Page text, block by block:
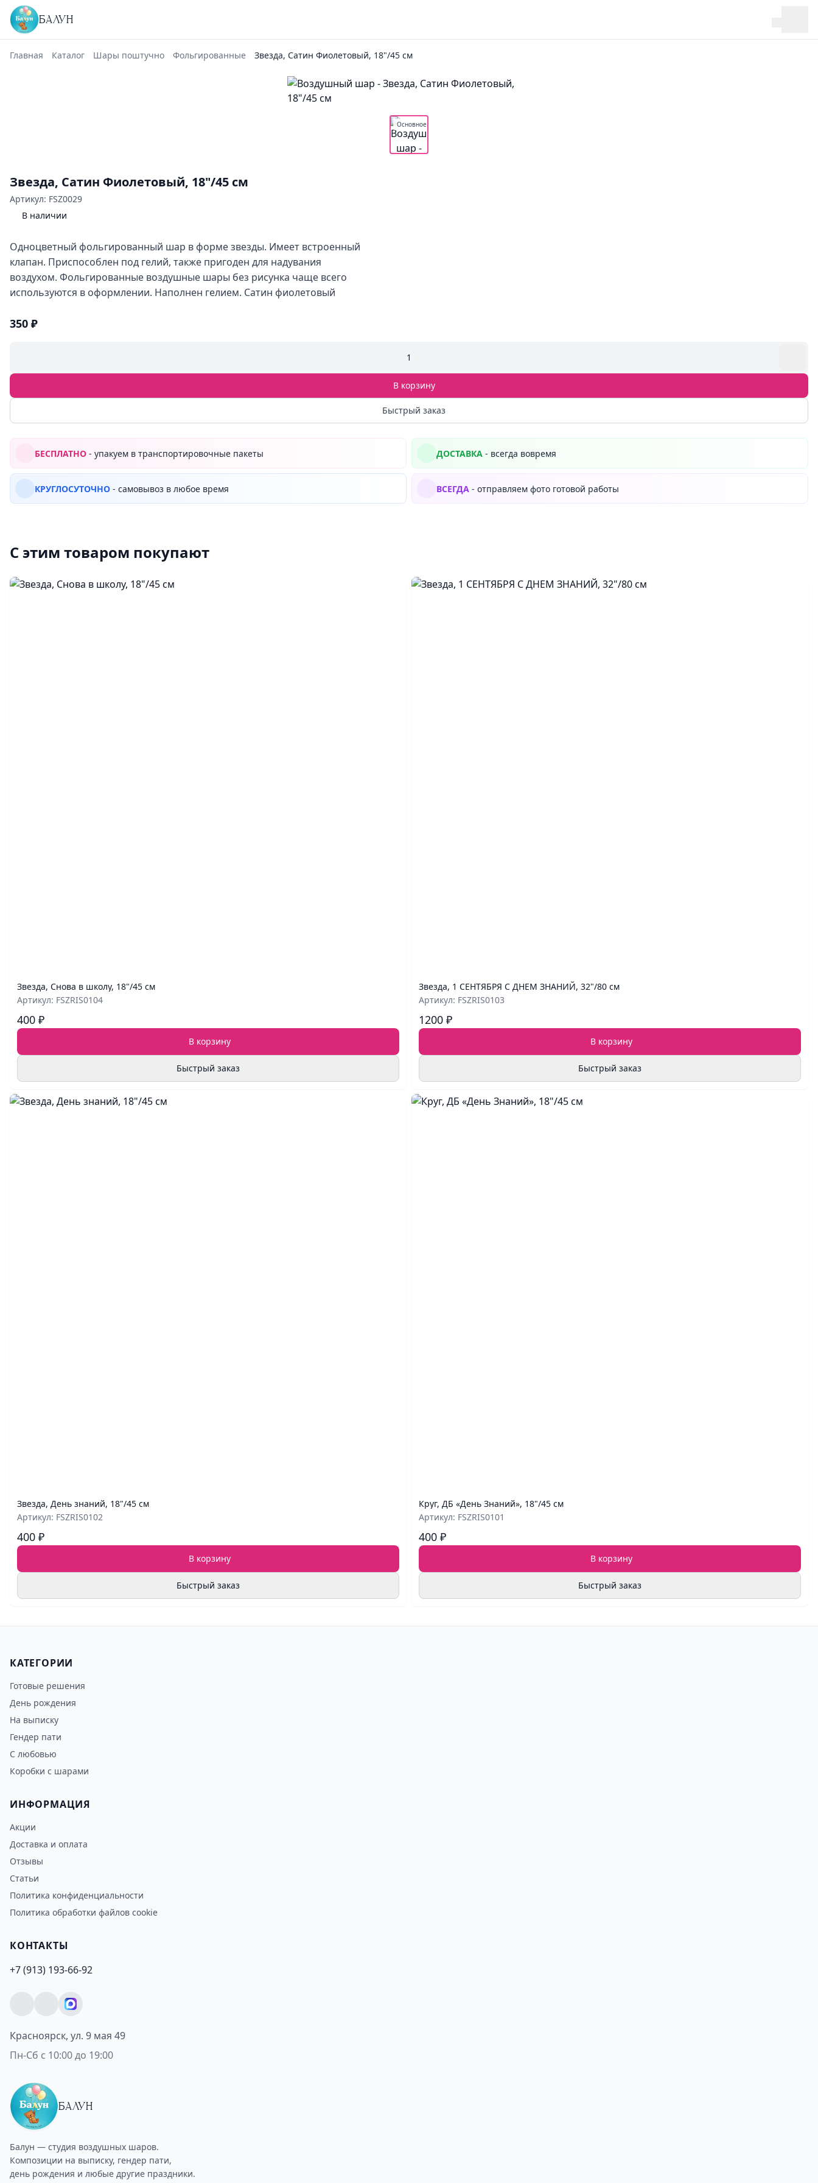
БАЛУН
Главная Каталог Шары поштучно Фольгированные Звезда, Сатин Фиолетовый, 18"/45 см
Основное
Звезда, Сатин Фиолетовый, 18"/45 см
Артикул: FSZ0029
В наличии
Одноцветный фольгированный шар в форме звезды. Имеет встроенный
клапан. Приспособлен под гелий, также пригоден для надувания
воздухом. Фольгированные воздушные шары без рисунка чаще всего
используются в оформлении. Наполнен гелием. Сатин фиолетовый
350 ₽
1
В корзину
Быстрый заказ
БЕСПЛАТНО - упакуем в транспортировочные пакеты ДОСТАВКА - всегда вовремя
КРУГЛОСУТОЧНО - самовывоз в любое время ВСЕГДА - отправляем фото готовой работы
С этим товаром покупают
Звезда, Снова в школу, 18"/45 см
Артикул: FSZRIS0104
400 ₽
В корзину
Быстрый заказ
Звезда, 1 СЕНТЯБРЯ С ДНЕМ ЗНАНИЙ, 32"/80 см
Артикул: FSZRIS0103
1200 ₽
В корзину
Быстрый заказ
Звезда, День знаний, 18"/45 см
Артикул: FSZRIS0102
400 ₽
В корзину
Быстрый заказ
Круг, ДБ «День Знаний», 18"/45 см
Артикул: FSZRIS0101
400 ₽
В корзину
Быстрый заказ
КАТЕГОРИИ
Готовые решения
День рождения
На выписку
Гендер пати
С любовью
Коробки с шарами
ИНФОРМАЦИЯ
Акции
Доставка и оплата
Отзывы
Статьи
Политика конфиденциальности
Политика обработки файлов cookie
КОНТАКТЫ
+7 (913) 193-66-92
Красноярск, ул. 9 мая 49
Пн-Сб с 10:00 до 19:00
БАЛУН
Балун — студия воздушных шаров.
Композиции на выписку, гендер пати,
день рождения и любые другие праздники.